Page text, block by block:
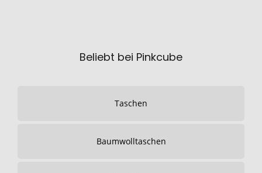
Beliebt bei Pinkcube
Taschen
Baumwolltaschen